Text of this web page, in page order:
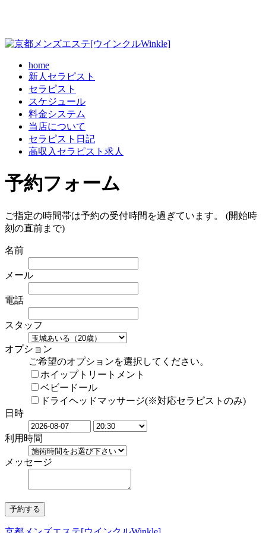
home
新人セラピスト
セラピスト
スケジュール
料金システム
当店について
セラピスト日記
高収入セラピスト求人
予約フォーム
ご指定の時間帯は予約の受付時間を過ぎています。 (開始時
刻の直前まで)
名前
メール
電話
スタッフ
オプション
ご希望のオプションを選択してください。
ホイップトリートメント
ベビードール
ドライヘッドマッサージ(※対応セラピストのみ)
日時
利用時間
メッセージ